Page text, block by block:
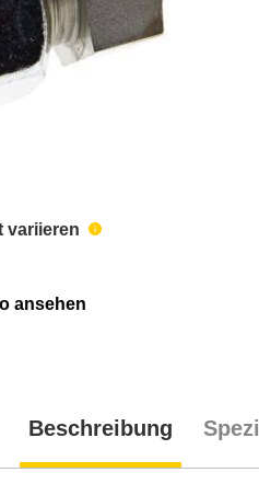
variieren
ansehen
Beschreibung